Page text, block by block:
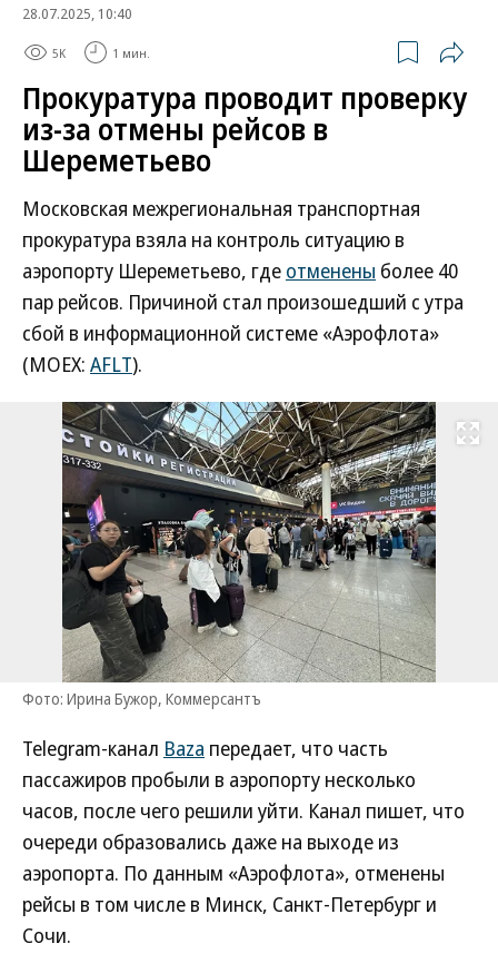
28.07.2025, 10:40
5K 1 мин.
Прокуратура проводит проверку
из-за отмены рейсов в
Шереметьево
Московская межрегиональная транспортная
прокуратура взяла на контроль ситуацию в
аэропорту Шереметьево, где отменены более 40
пар рейсов. Причиной стал произошедший с утра
сбой в информационной системе «Аэрофлота»
(MOEX: AFLT).
Развернуть
Фото: Ирина Бужор, Коммерсантъ
Telegram-канал Baza передает, что часть
пассажиров пробыли в аэропорту несколько
часов, после чего решили уйти. Канал пишет, что
очереди образовались даже на выходе из
аэропорта. По данным «Аэрофлота», отменены
рейсы в том числе в Минск, Санкт-Петербург и
Сочи.